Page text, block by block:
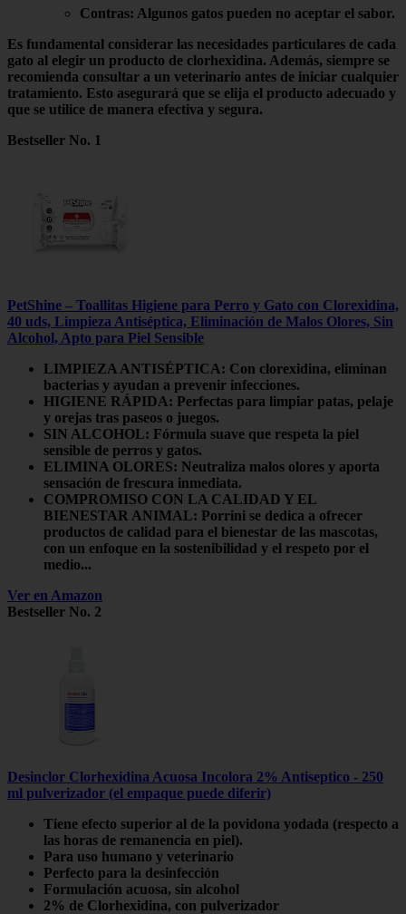
Contras: Algunos gatos pueden no aceptar el sabor.
Es fundamental considerar las necesidades particulares de cada
gato al elegir un producto de clorhexidina. Además, siempre se
recomienda consultar a un veterinario antes de iniciar cualquier
tratamiento. Esto asegurará que se elija el producto adecuado y
que se utilice de manera efectiva y segura.
Bestseller No. 1
PetShine – Toallitas Higiene para Perro y Gato con Clorexidina,
40 uds, Limpieza Antiséptica, Eliminación de Malos Olores, Sin
Alcohol, Apto para Piel Sensible
LIMPIEZA ANTISÉPTICA: Con clorexidina, eliminan
bacterias y ayudan a prevenir infecciones.
HIGIENE RÁPIDA: Perfectas para limpiar patas, pelaje
y orejas tras paseos o juegos.
SIN ALCOHOL: Fórmula suave que respeta la piel
sensible de perros y gatos.
ELIMINA OLORES: Neutraliza malos olores y aporta
sensación de frescura inmediata.
COMPROMISO CON LA CALIDAD Y EL
BIENESTAR ANIMAL: Porrini se dedica a ofrecer
productos de calidad para el bienestar de las mascotas,
con un enfoque en la sostenibilidad y el respeto por el
medio...
Ver en Amazon
Bestseller No. 2
Desinclor Clorhexidina Acuosa Incolora 2% Antiseptico - 250
ml pulverizador (el empaque puede diferir)
Tiene efecto superior al de la povidona yodada (respecto a
las horas de remanencia en piel).
Para uso humano y veterinario
Perfecto para la desinfección
Formulación acuosa, sin alcohol
2% de Clorhexidina, con pulverizador